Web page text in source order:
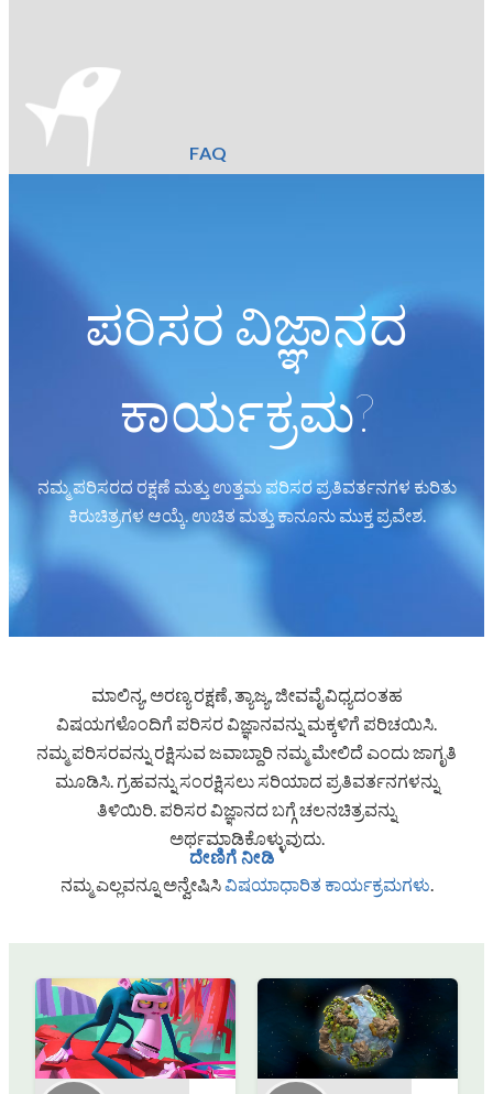
FAQ
ದೇಣಿಗೆ ನೀಡಿ
ಪರಿಸರ ವಿಜ್ಞಾನದ
ಕಾರ್ಯಕ್ರಮ?
ನಮ್ಮ ಪರಿಸರದ ರಕ್ಷಣೆ ಮತ್ತು ಉತ್ತಮ ಪರಿಸರ ಪ್ರತಿವರ್ತನಗಳ ಕುರಿತು
ಕಿರುಚಿತ್ರಗಳ ಆಯ್ಕೆ. ಉಚಿತ ಮತ್ತು ಕಾನೂನು ಮುಕ್ತ ಪ್ರವೇಶ.
ಮಾಲಿನ್ಯ, ಅರಣ್ಯ ರಕ್ಷಣೆ, ತ್ಯಾಜ್ಯ, ಜೀವವೈವಿಧ್ಯದಂತಹ
ವಿಷಯಗಳೊಂದಿಗೆ ಪರಿಸರ ವಿಜ್ಞಾನವನ್ನು ಮಕ್ಕಳಿಗೆ ಪರಿಚಯಿಸಿ.
ನಮ್ಮ ಪರಿಸರವನ್ನು ರಕ್ಷಿಸುವ ಜವಾಬ್ದಾರಿ ನಮ್ಮ ಮೇಲಿದೆ ಎಂದು ಜಾಗೃತಿ
ಮೂಡಿಸಿ. ಗ್ರಹವನ್ನು ಸಂರಕ್ಷಿಸಲು ಸರಿಯಾದ ಪ್ರತಿವರ್ತನಗಳನ್ನು
ತಿಳಿಯಿರಿ. ಪರಿಸರ ವಿಜ್ಞಾನದ ಬಗ್ಗೆ ಚಲನಚಿತ್ರವನ್ನು
ಅರ್ಥಮಾಡಿಕೊಳ್ಳುವುದು.
ನಮ್ಮ ಎಲ್ಲವನ್ನೂ ಅನ್ವೇಷಿಸಿವಿಷಯಾಧಾರಿತ ಕಾರ್ಯಕ್ರಮಗಳು.